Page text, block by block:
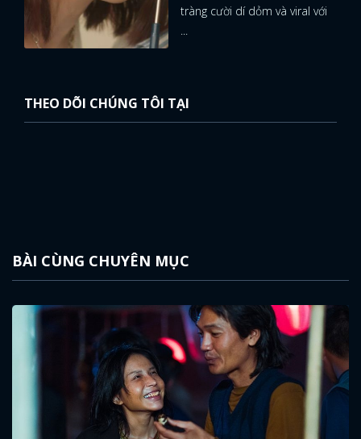
tràng cười dí dỏm và viral với
THEO DÕI CHÚNG TÔI TẠI
BÀI CÙNG CHUYÊN MỤC